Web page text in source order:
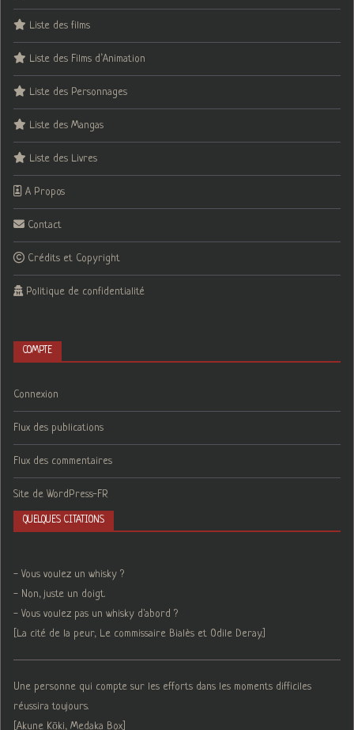
Liste des films
Liste des Films d’Animation
Liste des Personnages
Liste des Mangas
Liste des Livres
A Propos
Contact
Crédits et Copyright
Politique de confidentialité
COMPTE
Connexion
Flux des publications
Flux des commentaires
Site de WordPress-FR
QUELQUES CITATIONS
- Vous voulez un whisky ?
- Non, juste un doigt.
- Vous voulez pas un whisky d'abord ?
[La cité de la peur, Le commissaire Bialès et Odile Deray.]
Une personne qui compte sur les efforts dans les moments difficiles
réussira toujours.
[Akune Kōki, Medaka Box]